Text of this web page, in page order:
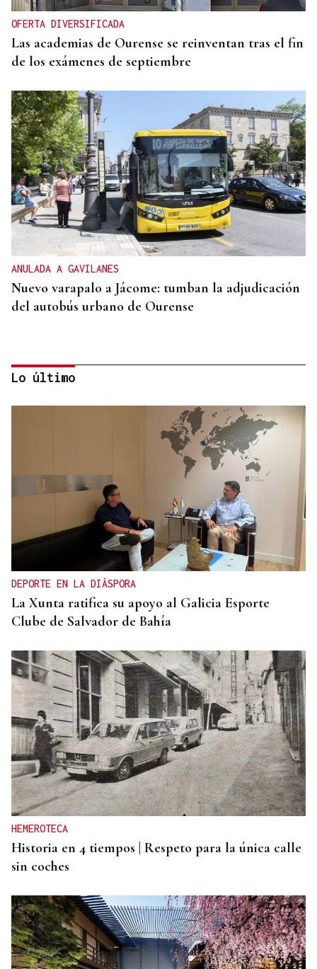
OFERTA DIVERSIFICADA
Las academias de Ourense se reinventan tras el fin
de los exámenes de septiembre
ANULADA A GAVILANES
Nuevo varapalo a Jácome: tumban la adjudicación
del autobús urbano de Ourense
"FELIZ VIAJE AL MONSTRUO"
El Sol, la sangre y el Titanic: Así vivió La Región
el eclipse de 1912 en Ourense
Lo último
DEPORTE EN LA DIÁSPORA
La Xunta ratifica su apoyo al Galicia Esporte
Clube de Salvador de Bahía
HEMEROTECA
Historia en 4 tiempos | Respeto para la única calle
sin coches